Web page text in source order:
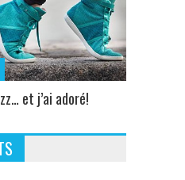
et j’ai adoré!